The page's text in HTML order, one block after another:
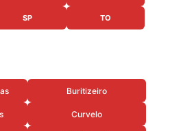
SP TO
Buritizeiro
Curvelo